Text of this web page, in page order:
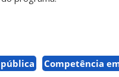
Competência